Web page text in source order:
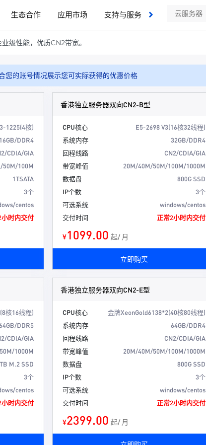
生态合作 应用市场 支持与服务 了解我们
级性能，优质CN2带宽。
您的账号情况展示您可实际获得的优惠价格
1225(4核)
16GB/DDR4
CDIA/GIA
50M/100M
1TSATA
3个
centos
小时内交付
香港独立服务器双向CN2-B型
CPU核心
E5-2698 V3(16核32线程)
系统内存
32GB/DDR4
回程线路
CN2/CDIA/GIA
带宽峰值
20M/40M/50M/100M/1000M
数据盘
800G SSD
IP个数
3个
可选系统
windows/centos
交付时间
正常2小时内交付
¥1099.00 起/ 月
立即购买
核16线程)
DDR5
CDIA/GIA
1000M
M.2 SSD
3个
centos
小时内交付
香港独立服务器双向CN2-E型
CPU核心
金牌XeonGold6138*2(40核80线程)
系统内存
64GB/DDR4
回程线路
CN2/CDIA/GIA
带宽峰值
20M/40M/50M/100M/1000M
数据盘
800G SSD
IP个数
3个
可选系统
windows/centos
交付时间
正常2小时内交付
¥2399.00 起/ 月